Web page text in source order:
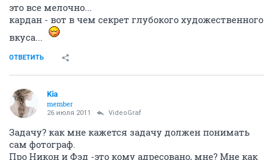
это все мелочно...
кардан - вот в чем секрет глубокого художественного
вкуса...
ОТВЕТИТЬ
Kia
member
26 июля 2011 VideoGraf
Задачу? как мне кажется задачу должен понимать
сам фотограф.
Про Никон и Фэд -это кому адресовано, мне? Мне как